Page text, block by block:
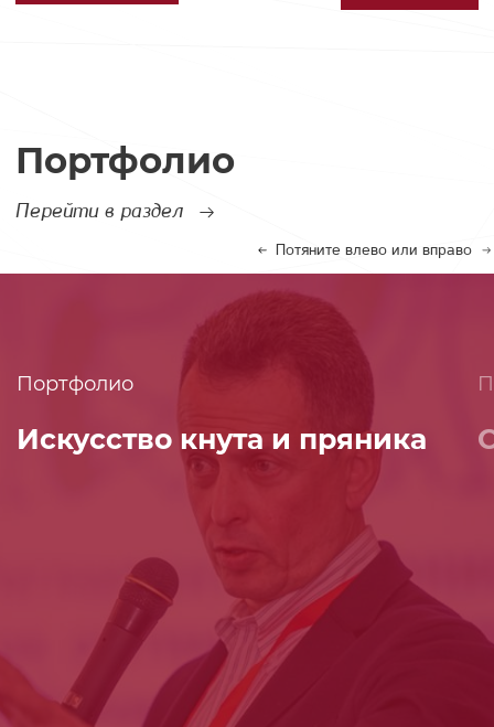
Портфолио
Перейти в раздел
Потяните влево или вправо
Портфолио
Искусство кнута и пряника